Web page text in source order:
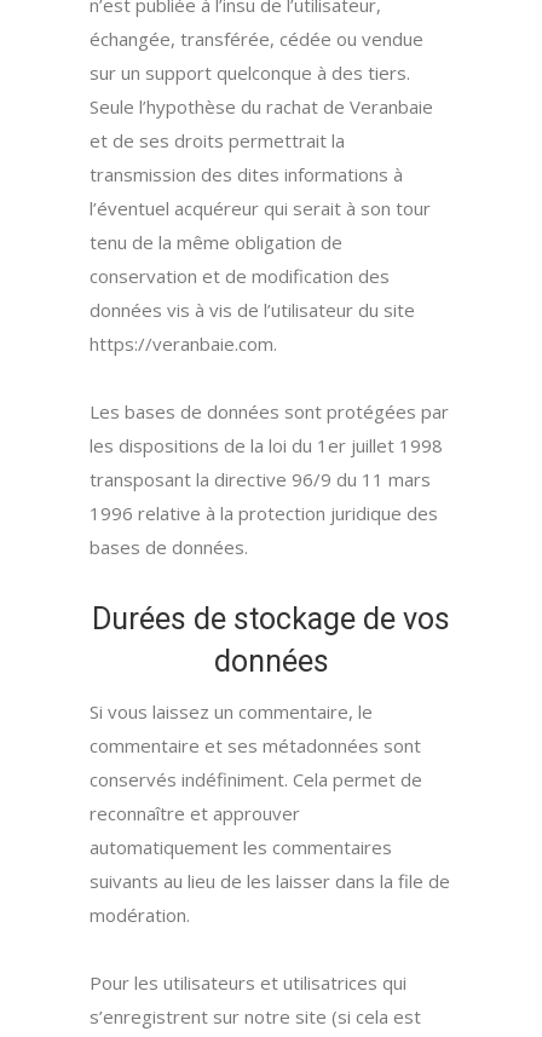
n’est publiée à l’insu de l’utilisateur,
échangée, transférée, cédée ou vendue
sur un support quelconque à des tiers.
Seule l’hypothèse du rachat de Veranbaie
et de ses droits permettrait la
transmission des dites informations à
l’éventuel acquéreur qui serait à son tour
tenu de la même obligation de
conservation et de modification des
données vis à vis de l’utilisateur du site
https://veranbaie.com.
Les bases de données sont protégées par
les dispositions de la loi du 1er juillet 1998
transposant la directive 96/9 du 11 mars
1996 relative à la protection juridique des
bases de données.
Durées de stockage de vos
données
Si vous laissez un commentaire, le
commentaire et ses métadonnées sont
conservés indéfiniment. Cela permet de
reconnaître et approuver
automatiquement les commentaires
suivants au lieu de les laisser dans la file de
modération.
Pour les utilisateurs et utilisatrices qui
s’enregistrent sur notre site (si cela est